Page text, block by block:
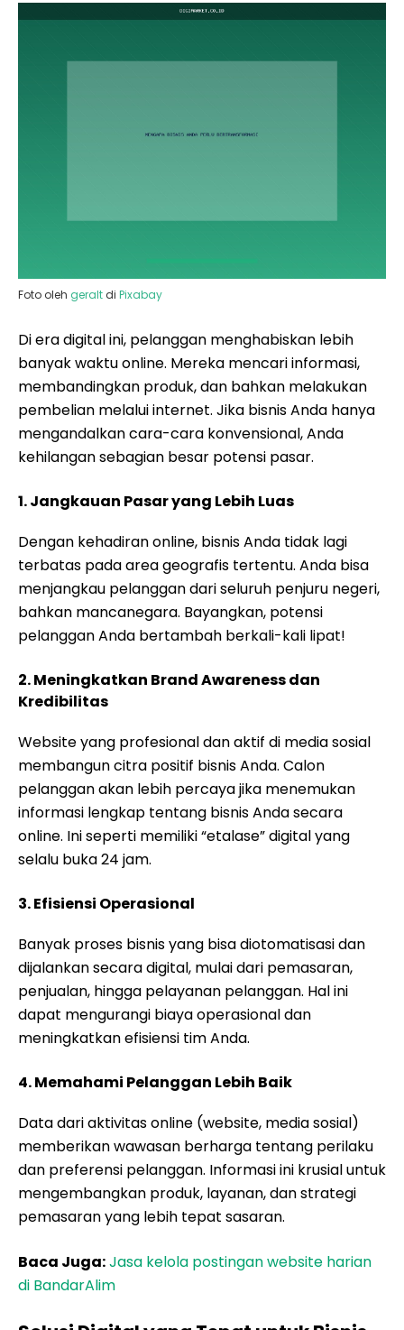
Foto oleh geralt di Pixabay
Di era digital ini, pelanggan menghabiskan lebih
banyak waktu online. Mereka mencari informasi,
membandingkan produk, dan bahkan melakukan
pembelian melalui internet. Jika bisnis Anda hanya
mengandalkan cara-cara konvensional, Anda
kehilangan sebagian besar potensi pasar.
1. Jangkauan Pasar yang Lebih Luas
Dengan kehadiran online, bisnis Anda tidak lagi
terbatas pada area geografis tertentu. Anda bisa
menjangkau pelanggan dari seluruh penjuru negeri,
bahkan mancanegara. Bayangkan, potensi
pelanggan Anda bertambah berkali-kali lipat!
2. Meningkatkan Brand Awareness dan
Kredibilitas
Website yang profesional dan aktif di media sosial
membangun citra positif bisnis Anda. Calon
pelanggan akan lebih percaya jika menemukan
informasi lengkap tentang bisnis Anda secara
online. Ini seperti memiliki “etalase” digital yang
selalu buka 24 jam.
3. Efisiensi Operasional
Banyak proses bisnis yang bisa diotomatisasi dan
dijalankan secara digital, mulai dari pemasaran,
penjualan, hingga pelayanan pelanggan. Hal ini
dapat mengurangi biaya operasional dan
meningkatkan efisiensi tim Anda.
4. Memahami Pelanggan Lebih Baik
Data dari aktivitas online (website, media sosial)
memberikan wawasan berharga tentang perilaku
dan preferensi pelanggan. Informasi ini krusial untuk
mengembangkan produk, layanan, dan strategi
pemasaran yang lebih tepat sasaran.
Baca Juga:Jasa kelola postingan website harian
di BandarAlim